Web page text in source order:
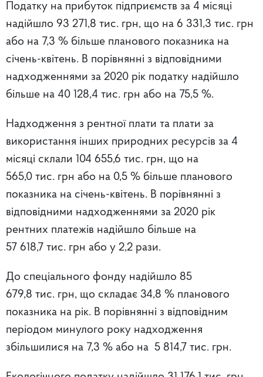
Податку на прибуток підприємств за 4 місяці
надійшло 93 271,8 тис. грн, що на 6 331,3 тис. грн
або на 7,3 % більше планового показника на
січень-квітень. В порівнянні з відповідними
надходженнями за 2020 рік податку надійшло
більше на 40 128,4 тис. грн або на 75,5 %.
Надходження з рентної плати та плати за
використання інших природних ресурсів за 4
місяці склали 104 655,6 тис. грн, що на
565,0 тис. грн або на 0,5 % більше планового
показника на січень-квітень. В порівнянні з
відповідними надходженнями за 2020 рік
рентних платежів надійшло більше на
57 618,7 тис. грн або у 2,2 рази.
До спеціального фонду надійшло 85
679,8 тис. грн, що складає 34,8 % планового
показника на рік. В порівнянні з відповідним
періодом минулого року надходження
збільшилися на 7,3 % або на 5 814,7 тис. грн.